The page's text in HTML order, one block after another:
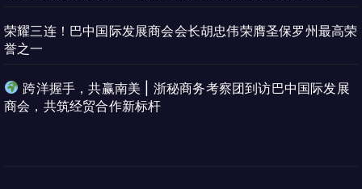
荣耀三连！巴中国际发展商会会长胡忠伟荣膺圣保罗州最高荣
誉之一
跨洋握手，共赢南美 | 浙秘商务考察团到访巴中国际发展
商会，共筑经贸合作新标杆